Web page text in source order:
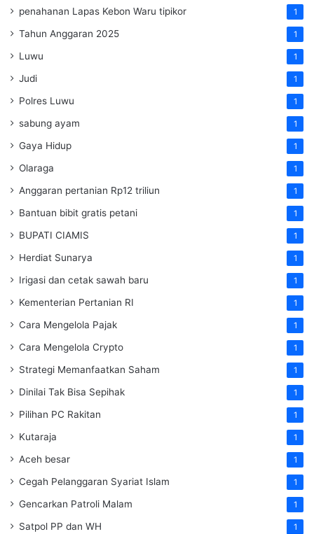
penahanan Lapas Kebon Waru tipikor 1
Tahun Anggaran 2025 1
Luwu 1
Judi 1
Polres Luwu 1
sabung ayam 1
Gaya Hidup 1
Olaraga 1
Anggaran pertanian Rp12 triliun 1
Bantuan bibit gratis petani 1
BUPATI CIAMIS 1
Herdiat Sunarya 1
Irigasi dan cetak sawah baru 1
Kementerian Pertanian RI 1
Cara Mengelola Pajak 1
Cara Mengelola Crypto 1
Strategi Memanfaatkan Saham 1
Dinilai Tak Bisa Sepihak 1
Pilihan PC Rakitan 1
Kutaraja 1
Aceh besar 1
Cegah Pelanggaran Syariat Islam 1
Gencarkan Patroli Malam 1
Satpol PP dan WH 1